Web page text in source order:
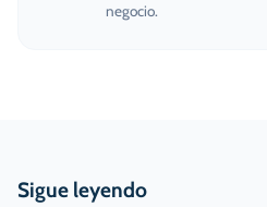
negocio.
Sigue leyendo